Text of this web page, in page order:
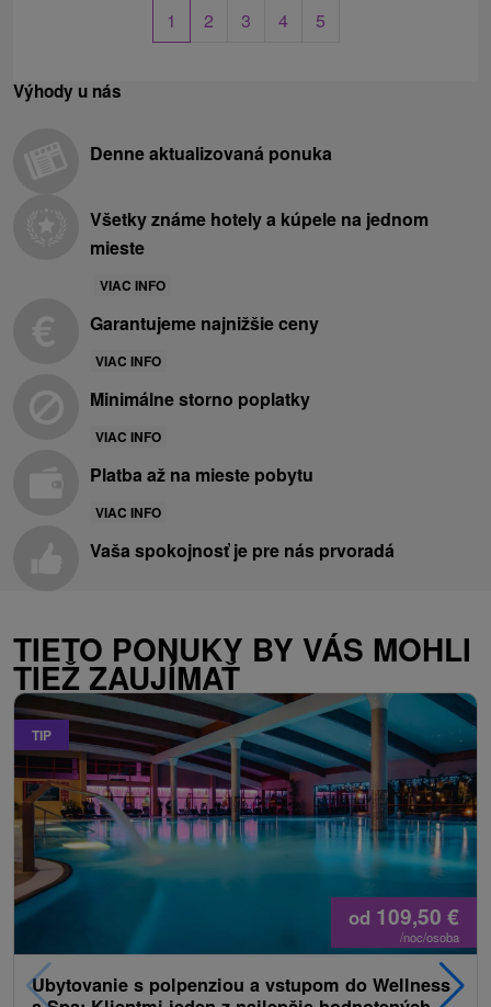
1 2 3 4 5
Výhody u nás
Denne aktualizovaná ponuka
Všetky známe hotely a kúpele na jednom
mieste
VIAC INFO
Garantujeme najnižšie ceny
VIAC INFO
Minimálne storno poplatky
VIAC INFO
Platba až na mieste pobytu
VIAC INFO
Vaša spokojnosť je pre nás prvoradá
TIETO PONUKY BY VÁS MOHLI
TIEŽ ZAUJÍMAŤ
TIP
od 109,50 €
/noc/osoba
Ubytovanie s polpenziou a vstupom do Wellness